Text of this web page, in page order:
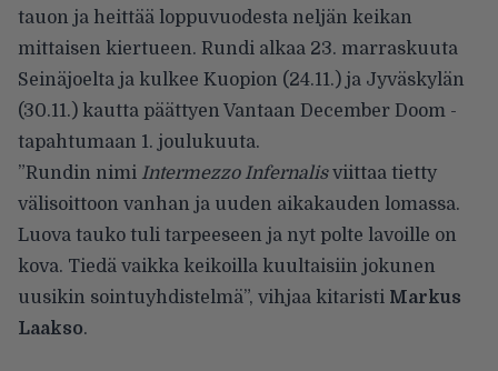
tauon ja heittää loppuvuodesta neljän keikan
mittaisen kiertueen. Rundi alkaa 23. marraskuuta
Seinäjoelta ja kulkee Kuopion (24.11.) ja Jyväskylän
(30.11.) kautta päättyen Vantaan December Doom -
tapahtumaan 1. joulukuuta.
”Rundin nimi Intermezzo Infernalisviittaa tietty
välisoittoon vanhan ja uuden aikakauden lomassa.
Luova tauko tuli tarpeeseen ja nyt polte lavoille on
kova. Tiedä vaikka keikoilla kuultaisiin jokunen
uusikin sointuyhdistelmä”, vihjaa kitaristi Markus
Laakso.